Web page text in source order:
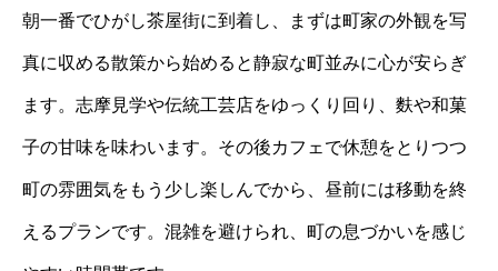
朝一番でひがし茶屋街に到着し、まずは町家の外観を写
真に収める散策から始めると静寂な町並みに心が安らぎ
ます。志摩見学や伝統工芸店をゆっくり回り、麩や和菓
子の甘味を味わいます。その後カフェで休憩をとりつつ
町の雰囲気をもう少し楽しんでから、昼前には移動を終
えるプランです。混雑を避けられ、町の息づかいを感じ